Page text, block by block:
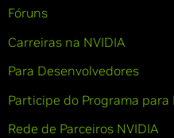
Fóruns
Carreiras na NVIDIA
Para Desenvolvedores
Participe do Programa
Rede de Parceiros NVIDIA